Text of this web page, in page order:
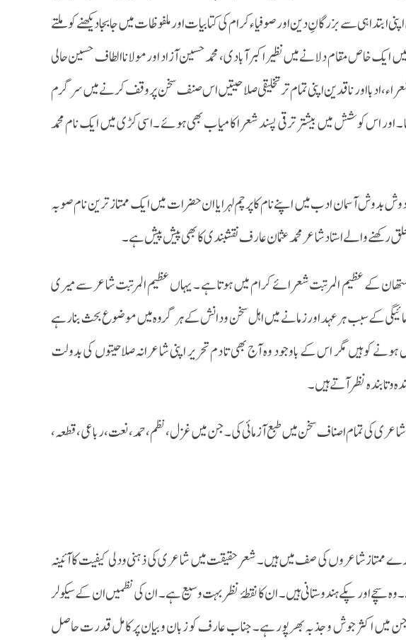
ہی سے بزرگانِ دین اور صوفیاء کرام کی کتابیات اور ملفوظات میں جا بجا دیکھنے کو ملتے
خاص مقام دلانے میں نظیر اکبر آبادی ، محمدحسین آزاد اور مولانا الطاف حسین حالی
ادبا اور ناقدین اپنی تمام تر تخلیقی صلاحیتیں اس صنف سخن پر وقف کرنے میں سرگرم
اس کوشش میں بیشتر ترقی پسند شعرا کامیاب بھی ہوئے ۔ اسی کڑی میں ایک نام محمد
آسمان ادب میں اپنے نام کا پرچم لہرایا ان حضرات میں ایک ممتاز ترین نام صوبہ
والے استاد شاعر محمد عثمان عارف نقشبندی کا بھی پیش پیش ہے ۔
۱۹۲۳ء تا ۱۹۹۵ء کا شمار صوبہ راجستھان کے عظیم المرتبت شعرائے کرام میں ہوتا ہے ۔ یہاں عظیم المرتبت شاعر سے میری
کے سبب ہر عہد اور زمانے میں اہل سخن و دانش کے ہر گروہ میں موضوع بحث بنا رہے
کو اس دنیا سے الوداع کہے ہوئے تقریباً۲۷ سال ہونے کو ہیں مگر اس کے باوجود وہ آج بھی تا دم تحریر اپنی شاعرانہ صلاحیتوں کی بدولت
و تابندہ نظر آتے ہیں۔
کی تمام اصناف سخن میں طبع آزمائی کی۔ جن میں غزل ، نظم ، حمد ، نعت ، رباعی ، قطعہ ،
ممتاز شاعروں کی صف میں ہیں۔ شعر حقیقت میں شاعری کی ذہنی ودلی کیفیت کا آئینہ
سچے اور پکے ہندوستانی ہیں۔ ان کا نقطۂ نظر بہت وسیع ہے۔ ان کی نظمیں ان کے سیکولر
جن میں اکثر جوش و جذبہ بھرپور ہے۔ جناب عارف کو زبان و بیان پر کامل قدرت حاصل